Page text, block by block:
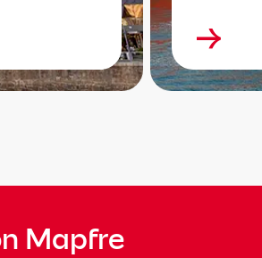
Mapfre